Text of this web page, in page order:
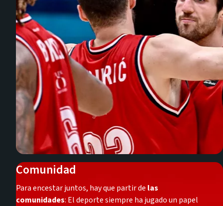
Comunidad
Para encestar juntos, hay que partir de las
comunidades: El deporte siempre ha jugado un papel